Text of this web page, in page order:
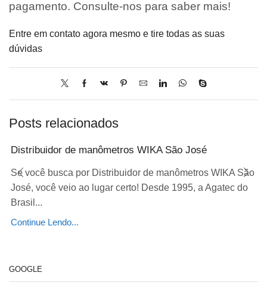
pagamento. Consulte-nos para saber mais!
Entre em contato agora mesmo e tire todas as suas
dúvidas
Posts relacionados
Distribuidor de manômetros WIKA São José
Se você busca por Distribuidor de manômetros WIKA São
José, você veio ao lugar certo! Desde 1995, a Agatec do
Brasil...
Continue Lendo...
GOOGLE